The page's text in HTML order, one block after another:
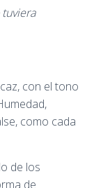
con el tono
como cada
de los
de